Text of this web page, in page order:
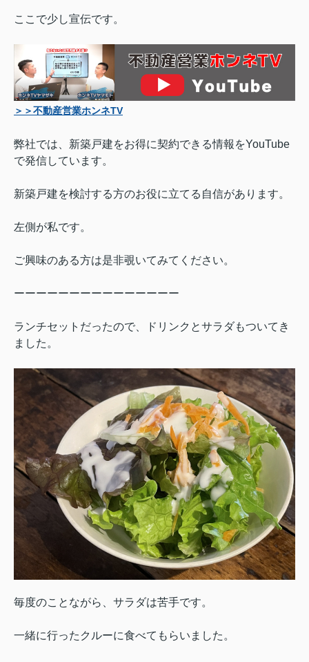
ここで少し宣伝です。
＞＞不動産営業ホンネTV
弊社では、新築戸建をお得に契約できる情報をYouTube
で発信しています。
新築戸建を検討する方のお役に立てる自信があります。
左側が私です。
ご興味のある方は是非覗いてみてください。
ーーーーーーーーーーーーーーー
ランチセットだったので、ドリンクとサラダもついてき
ました。
毎度のことながら、サラダは苦手です。
一緒に行ったクルーに食べてもらいました。